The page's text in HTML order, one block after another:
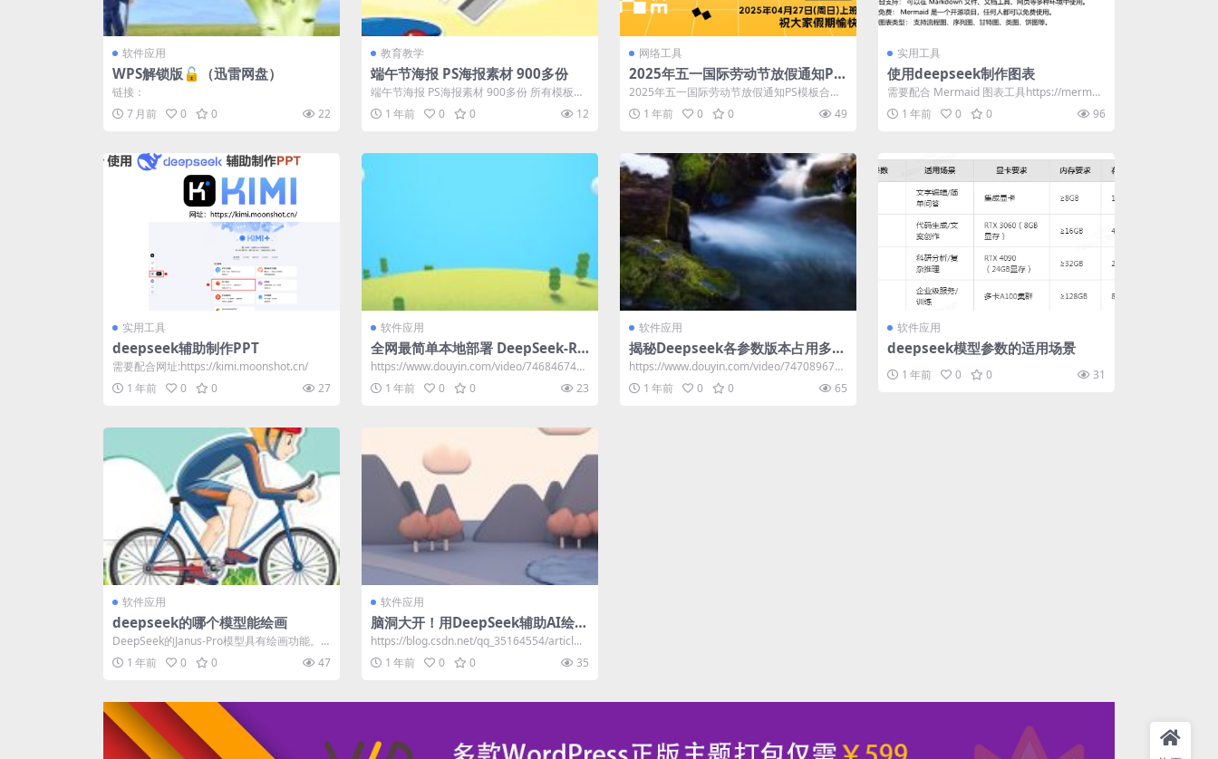
软件应用
WPS解锁版🔓（迅雷网盘）
链接：
7 月前
0 0 22
教育教学
端午节海报 PS海报素材 900多份
端午节海报 PS海报素材 900多份 所有模板合
计大小193GB ，整体文件较大...
1 年前 0 0 12
网络工具
2025年五一国际劳动节放假通知PS
模板合集 (PSD+JPG) 3.68G
2025年五一国际劳动节放假通知PS模板合集
(PSD+JPG) 3.68G &...
1 年前 0 0 49
实用工具
使用deepseek制作图表
需要配合 Mermaid 图表工具https://mermai
d.nodejs....
1 年前 0 0 96
实用工具
deepseek辅助制作PPT
需要配合网址:https://kimi.moonshot.cn/
1 年前
0 0 27
软件应用
全网最简单本地部署 DeepSeek-R1
教程
https://www.douyin.com/video/7468467415
8...
1 年前 0 0 23
软件应用
揭秘Deepseek各参数版本占用多少
资源
https://www.douyin.com/video/7470896791
9...
1 年前 0 0 65
软件应用
deepseek模型参数的适用场景
1 年前 0 0 31
软件应用
deepseek的哪个模型能绘画
‌DeepSeek的Janus-Pro模型具有绘画功能‌。 J
anus-Pro是...
1 年前 0 0 47
软件应用
脑洞大开！用DeepSeek辅助AI绘
图！
https://blog.csdn.net/qq_35164554/articl...
1 年前
0 0 35